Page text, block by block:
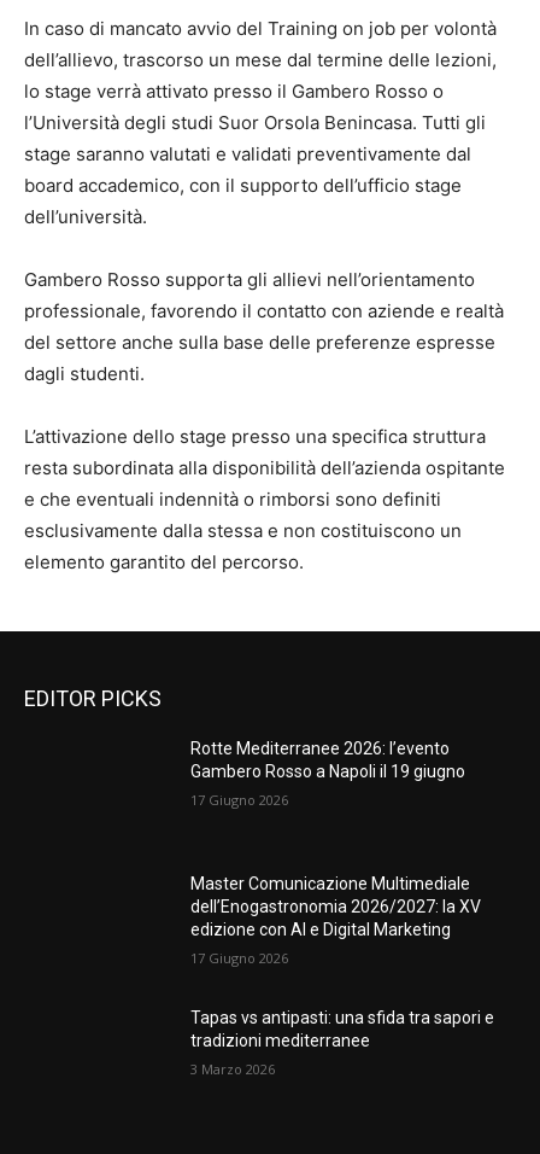
In caso di mancato avvio del Training on job per volontà
dell’allievo, trascorso un mese dal termine delle lezioni,
lo stage verrà attivato presso il Gambero Rosso o
l’Università degli studi Suor Orsola Benincasa. Tutti gli
stage saranno valutati e validati preventivamente dal
board accademico, con il supporto dell’ufficio stage
dell’università.
Gambero Rosso supporta gli allievi nell’orientamento
professionale, favorendo il contatto con aziende e realtà
del settore anche sulla base delle preferenze espresse
dagli studenti.
L’attivazione dello stage presso una specifica struttura
resta subordinata alla disponibilità dell’azienda ospitante
e che eventuali indennità o rimborsi sono definiti
esclusivamente dalla stessa e non costituiscono un
elemento garantito del percorso.
EDITOR PICKS
Rotte Mediterranee 2026: l’evento
Gambero Rosso a Napoli il 19 giugno
17 Giugno 2026
Master Comunicazione Multimediale
dell’Enogastronomia 2026/2027: la XV
edizione con AI e Digital Marketing
17 Giugno 2026
Tapas vs antipasti: una sfida tra sapori e
tradizioni mediterranee
3 Marzo 2026